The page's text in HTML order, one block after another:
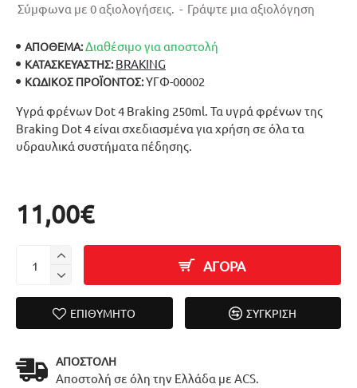
Υγρά φρένων Dot 4 Braking 250ml. Τα υγρά φρένων της
Braking Dot 4 είναι σχεδιασμένα για χρήση σε όλα τα
υδραυλικά συστήματα πέδησης.
ΑΠΟΘΕΜΑ:Διαθέσιμο για αποστολή
ΚΑΤΑΣΚΕΥΑΣΤΉΣ: BRAKING
ΚΩΔΙΚΌΣ ΠΡΟΪΌΝΤΟΣ:ΥΓΦ-00002
Σύμφωνα με 0 αξιολογήσεις. - Γράψτε μια αξιολόγηση
11,00€
ΑΓΟΡΑ
ΕΠΙΘΥΜΗΤΌ ΣΎΓΚΡΙΣΗ
ΑΠΟΣΤΟΛΉ
Αποστολή σε όλη την Ελλάδα με ACS.